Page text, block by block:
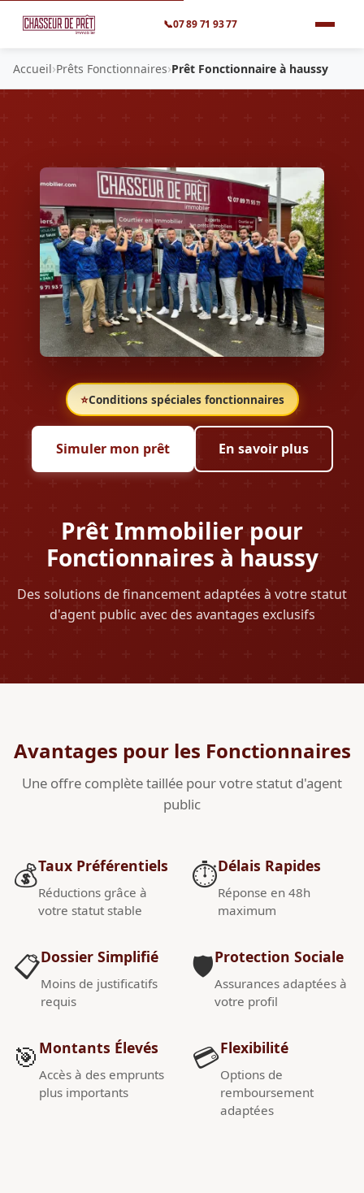
📞07 89 71 93 77
Accueil›Prêts Fonctionnaires›Prêt Fonctionnaire à haussy
⭐Conditions spéciales fonctionnaires
Prêt Immobilier pour
Fonctionnaires à haussy
Des solutions de financement adaptées à votre statut
d'agent public avec des avantages exclusifs
Simuler mon prêt En savoir plus
Avantages pour les Fonctionnaires
Une offre complète taillée pour votre statut d'agent
public
💰Taux Préférentiels
Réductions grâce à
votre statut stable
📋Dossier Simplifié
Moins de justificatifs
requis
🎯 Montants Élevés
Accès à des emprunts
plus importants
⏱️Délais Rapides
Réponse en 48h
maximum
🛡️Protection Sociale
Assurances adaptées à
votre profil
💳Flexibilité
Options de
remboursement
adaptées